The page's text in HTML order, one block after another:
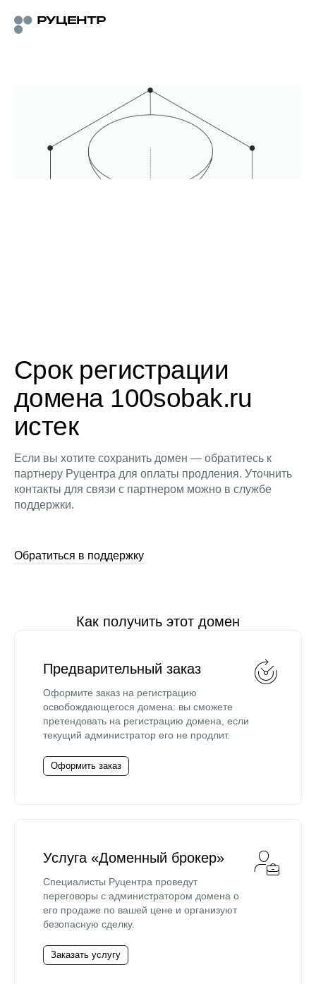
Срок регистрации
домена 100sobak.ru
истек
Если вы хотите сохранить домен — обратитесь к
партнеру Руцентра для оплаты продления. Уточнить
контакты для связи с партнером можно в службе
поддержки.
Обратиться в поддержку
Как получить этот домен
Предварительный заказ
Оформите заказ на регистрацию
освобождающегося домена: вы сможете
претендовать на регистрацию домена, если
текущий администратор его не продлит.
Оформить заказ
Услуга «Доменный брокер»
Специалисты Руцентра проведут
переговоры с администратором домена о
его продаже по вашей цене и организуют
безопасную сделку.
Заказать услугу